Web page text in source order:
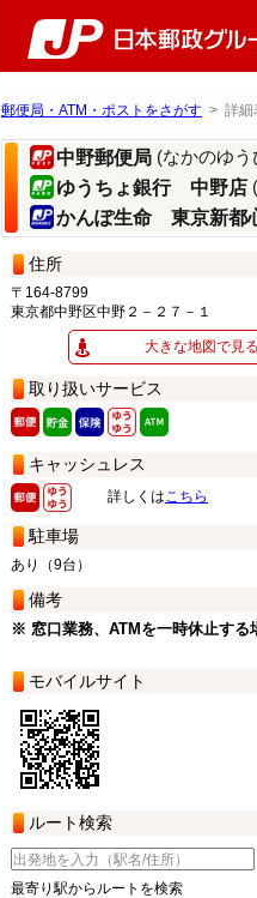
郵便局・ATM・ポストをさがす > 詳細
中野郵便局 (なかのゆ
ゆうちょ銀行 中野店
かんぽ生命 東京新都
住所
〒164-8799
東京都中野区中野２－２７－１
大きな地図で見る
取り扱いサービス
キャッシュレス
詳しくはこちら
駐車場
あり（9台）
備考
※ 窓口業務、ATMを一時休止する
モバイルサイト
ルート検索
最寄り駅からルートを検索